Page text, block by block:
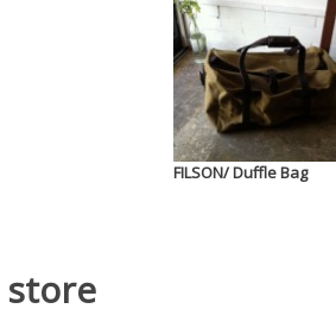
FILSON/ Duffle Bag
store